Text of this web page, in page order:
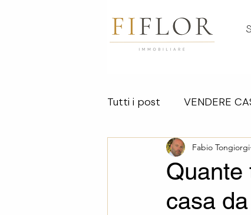
Tutti i post VENDERE
VALUTAZIONI
VENDERE UN IMMOBILE
Quante
casa
Fabio Tongiorgi